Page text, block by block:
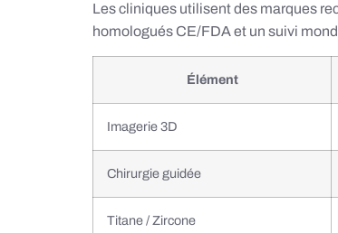
Les cliniques utilisent des marques
homologués CE/FDA et un suivi
Élément
Imagerie 3D
Chirurgie guidée
Titane / Zircone